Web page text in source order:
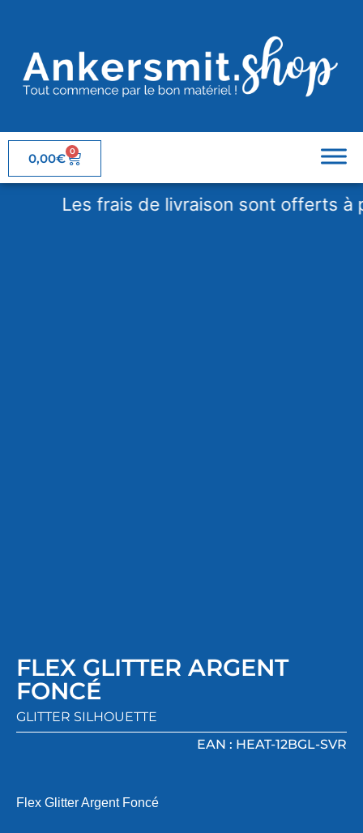
0,00€ 0
Les frais de livraison sont offerts à
FLEX GLITTER ARGENT
FONCÉ
GLITTER SILHOUETTE
EAN : HEAT-12BGL-SVR
Flex Glitter Argent Foncé